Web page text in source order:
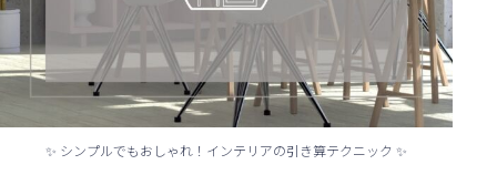
✨ シンプルでもおしゃれ！インテリアの引き算テクニック ✨